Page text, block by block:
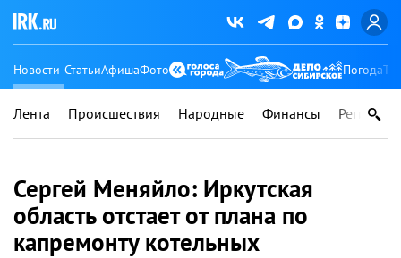
Новости СтатьиАфишаФото Погода
Лента Происшествия Народные Финансы Регионы
Сергей Меняйло: Иркутская
область отстает от плана по
капремонту котельных